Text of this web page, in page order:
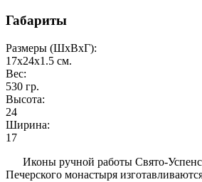
Габариты
Размеры (ШxВxГ):
17x24x1.5 см.
Вес:
530 гр.
Высота:
24
Ширина:
17
Иконы ручной работы Свято-
Печерского монастыря